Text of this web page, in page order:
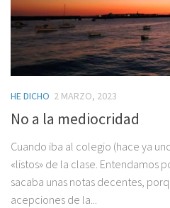
HE DICHO 2 MARZO, 2023
No a la mediocridad
Cuando iba al colegio (hace ya
«listos» de la clase. Entendamos
sacaba unas notas decentes,
acepciones de la...